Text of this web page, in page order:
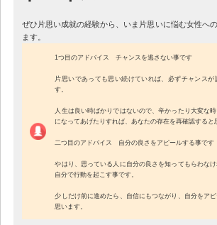
ぜひ片思い成就の経験から、いま片思いに悩む女性へ
ます。
1つ目のアドバイス チャンスを逃さない事です
片思いであっても思い続けていれば、必ずチャンスが
す。
人生は良い時ばかりではないので、辛かったり大変な
になってあげたりすれば、あなたの存在を再確認すると
二つ目のアドバイス 自分の良さをアピールする事です
やはり、思っている人に自分の良さを知ってもらわなけ
自分で行動を起こす事です。
少しだけ前に進めたら、自信にもつながり、自分をア
思います。